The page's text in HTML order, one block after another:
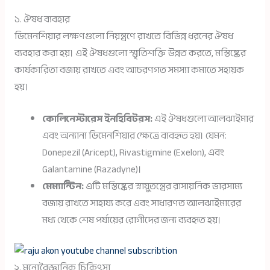
১. ঔষধ ব্যবহার
ডিমেনশিয়ার লক্ষণগুলো নিয়ন্ত্রণে রাখতে বিভিন্ন ধরনের ঔষধ
ব্যবহার করা হয়। এই ঔষধগুলো স্মৃতিশক্তি উন্নত করতে, মস্তিষ্কের
কার্যকারিতা বজায় রাখতে এবং আচরণগত সমস্যা কমাতে সহায়ক
হয়।
কোলিনেস্টারেস ইনহিবিটরস:এই ঔষধগুলো আলঝাইমার
এবং অন্যান্য ডিমেনশিয়ার ক্ষেত্রে ব্যবহৃত হয়। যেমন:
Donepezil (Aricept), Rivastigmine (Exelon), এবং
Galantamine (Razadyne)।
মেম্যান্টিন:এটি মস্তিষ্কের স্নায়ুতন্ত্রের রাসায়নিক ভারসাম্য
বজায় রাখতে সাহায্য করে এবং সাধারণত আলঝাইমারের
মধ্য থেকে শেষ পর্যায়ের রোগীদের জন্য ব্যবহৃত হয়।